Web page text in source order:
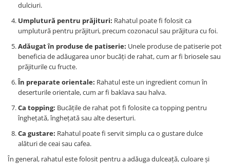
dulciuri.
Umplutură pentru prăjituri: Rahatul poate fi folosit ca
umplutură pentru prăjituri, precum cozonacul sau prăjitura cu foi.
Adăugat în produse de patiserie: Unele produse de patiserie pot
beneficia de adăugarea unor bucăți de rahat, cum ar fi briosele sau
prăjiturile cu fructe.
În preparate orientale: Rahatul este un ingredient comun în
deserturile orientale, cum ar fi baklava sau halva.
Ca topping: Bucățile de rahat pot fi folosite ca topping pentru
înghețată, înghețată sau alte deserturi.
Ca gustare: Rahatul poate fi servit simplu ca o gustare dulce
alături de ceai sau cafea.
În general, rahatul este folosit pentru a adăuga dulceață, culoare și